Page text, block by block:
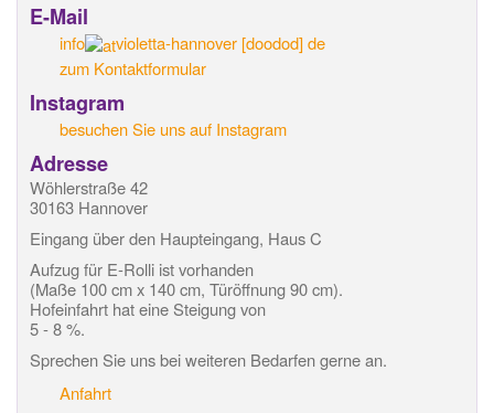
E-Mail
info violetta-hannover [doodod]de
zum Kontaktformular
Instagram
besuchen Sie uns auf Instagram
Adresse
Wöhlerstraße 42
30163 Hannover
Eingang über den Haupteingang, Haus C
Aufzug für E-Rolli ist vorhanden
(Maße 100 cm x 140 cm, Türöffnung 90 cm).
Hofeinfahrt hat eine Steigung von
5 - 8 %.
Sprechen Sie uns bei weiteren Bedarfen gerne an.
Anfahrt